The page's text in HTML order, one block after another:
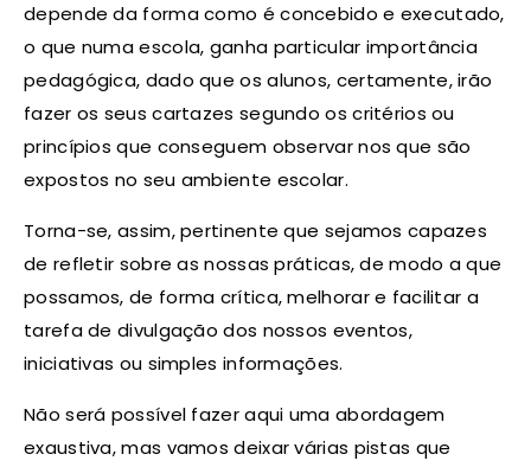
depende da forma como é concebido e executado,
o que numa escola, ganha particular importância
pedagógica, dado que os alunos, certamente, irão
fazer os seus cartazes segundo os critérios ou
princípios que conseguem observar nos que são
expostos no seu ambiente escolar.
Torna-se, assim, pertinente que sejamos capazes
de refletir sobre as nossas práticas, de modo a que
possamos, de forma crítica, melhorar e facilitar a
tarefa de divulgação dos nossos eventos,
iniciativas ou simples informações.
Não será possível fazer aqui uma abordagem
exaustiva, mas vamos deixar várias pistas que